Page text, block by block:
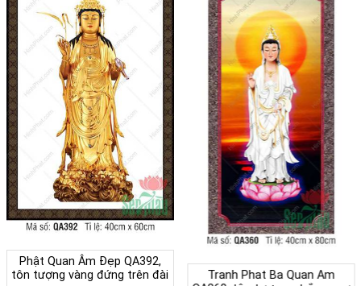
Phật Quan Âm Đẹp QA392,
tôn tượng vàng đứng trên đài
Tranh Phat Ba Quan Am